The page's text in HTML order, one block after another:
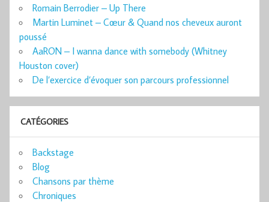
Romain Berrodier – Up There
Martin Luminet – Cœur & Quand nos cheveux auront
poussé
AaRON – I wanna dance with somebody (Whitney
Houston cover)
De l’exercice d’évoquer son parcours professionnel
CATÉGORIES
Backstage
Blog
Chansons par thème
Chroniques